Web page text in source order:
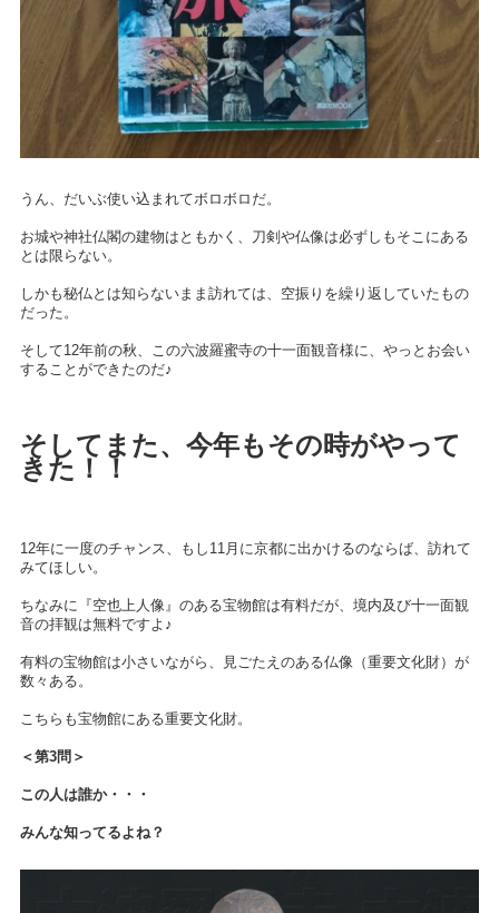
うん、だいぶ使い込まれてボロボロだ。
お城や神社仏閣の建物はともかく、刀剣や仏像は必ずしもそこにある
とは限らない。
しかも秘仏とは知らないまま訪れては、空振りを繰り返していたもの
だった。
そして12年前の秋、この六波羅蜜寺の十一面観音様に、やっとお会い
することができたのだ♪
そしてまた、今年もその時がやって
きた！！
12年に一度のチャンス、もし11月に京都に出かけるのならば、訪れて
みてほしい。
ちなみに『空也上人像』のある宝物館は有料だが、境内及び十一面観
音の拝観は無料ですよ♪
有料の宝物館は小さいながら、見ごたえのある仏像（重要文化財）が
数々ある。
こちらも宝物館にある重要文化財。
＜第3問＞
この人は誰か・・・
みんな知ってるよね？